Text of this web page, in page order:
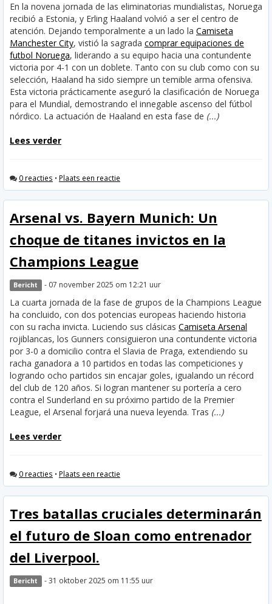
En la novena jornada de las eliminatorias mundialistas, Noruega
recibió a Estonia, y Erling Haaland volvió a ser el centro de
atención. Dejando temporalmente a un lado la Camiseta
Manchester City, vistió la sagrada comprar equipaciones de
futbol Noruega, liderando a su equipo hacia una contundente
victoria por 4-1 con un doblete. Tanto con su club como con su
selección, Haaland ha sido siempre un temible arma ofensiva.
Esta victoria prácticamente aseguró la clasificación de Noruega
para el Mundial, demostrando el innegable ascenso del fútbol
nórdico. La actuación de Haaland en esta fase de (...)
Lees verder
0 reacties • Plaats een reactie
Arsenal vs. Bayern Munich: Un
choque de titanes invictos en la
Champions League
Bericht - 07 november 2025 om 12:21 uur
La cuarta jornada de la fase de grupos de la Champions League
ha concluido, con dos potencias europeas haciendo historia
con su racha invicta. Luciendo sus clásicas Camiseta Arsenal
rojiblancas, los Gunners consiguieron una contundente victoria
por 3-0 a domicilio contra el Slavia de Praga, extendiendo su
racha ganadora a 10 partidos en todas las competiciones y
logrando ocho partidos sin encajar goles, igualando un récord
del club de 120 años. Si logran mantener su portería a cero
contra el Sunderland en su próximo partido de la Premier
League, el Arsenal forjará una nueva leyenda. Tras (...)
Lees verder
0 reacties • Plaats een reactie
Tres batallas cruciales determinarán
el futuro de Sloan como entrenador
del Liverpool.
Bericht - 31 oktober 2025 om 11:55 uur